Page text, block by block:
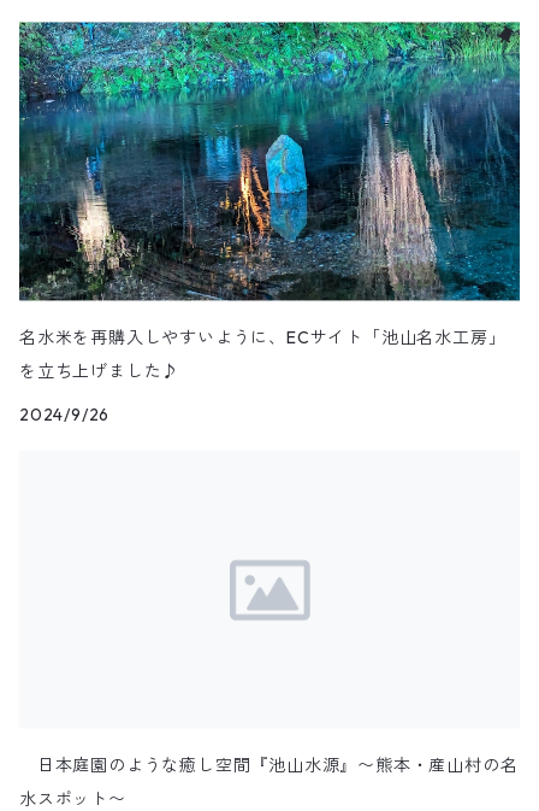
名水米を再購入しやすいように、ECサイト「池山名水工房」
を立ち上げました♪
2024/9/26
日本庭園のような癒し空間『池山水源』〜熊本・産山村の名
水スポット〜